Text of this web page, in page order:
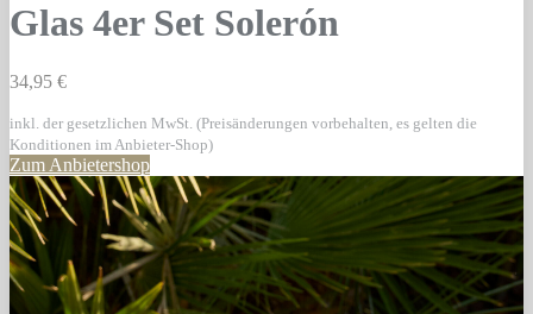
Glas 4er Set Solerón
34,95 €
inkl. der gesetzlichen MwSt. (Preisänderungen vorbehalten, es gelten die
Konditionen im Anbieter-Shop)
Zum Anbietershop